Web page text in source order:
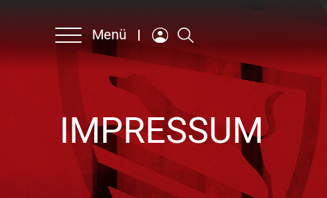
Unternehmen
Produkte & Lösungen
Nachhaltigkeit
Menü
IMPRESSUM